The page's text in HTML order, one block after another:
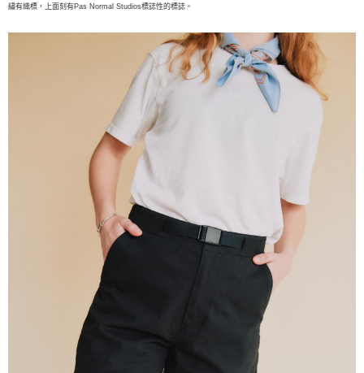
繡有織標，上面刻有Pas Normal Studios標誌性的標誌。